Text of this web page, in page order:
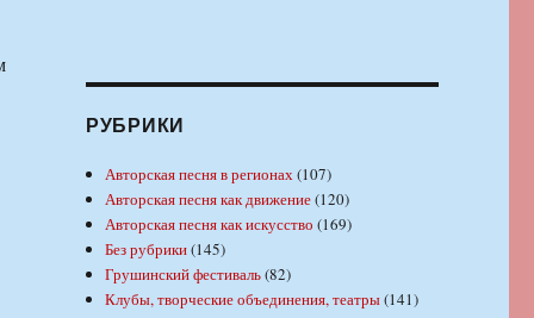
РУБРИКИ
Авторская песня в регионах(107)
Авторская песня как движение(120)
Авторская песня как искусство (169)
Без рубрики(145)
Грушинский фестиваль(82)
Клубы, творческие объединения, театры(141)